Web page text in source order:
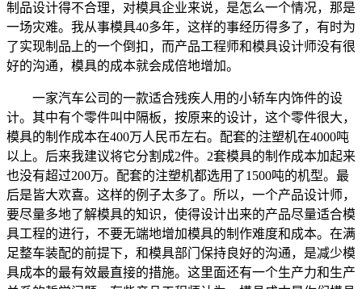
制品设计得不合理，对模具企业来说，是怎么一个情况，那是
一场灾难。我从事模具40多年，这样的事经历得多了，有时为
了实现制品上的一个倒扣，而产品工程师和模具设计师没有很
好的沟通，模具的成本就会成倍地增加。
一家汽车公司的一款适合残疾人用的小轿车内饰件的设
计。其中有个零件叫中隔板，按原来的设计，这个零件很大，
模具的制作成本在400万人民币左右。配套的注塑机在4000吨
以上。后来我建议将它分割成2件。2套模具的制作成本加起来
也没有超过200万。配套的注塑机都选用了1500吨的机型。最
后是皆大欢喜。这样的例子太多了。所以，一个产品设计师，
要尽量多地了解模具的知识，使得设计出来的产品尽量适合模
具工程的进行，不要无端地增加模具的制作难度和成本。在满
足整车装配的前提下，和模具部门保持良好的沟通，是减少模
具成本的最有效最直接的措施。这里面还有一个生产力和生产